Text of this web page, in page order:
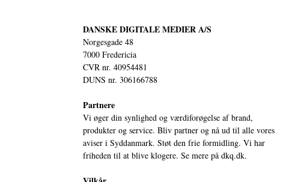
DANSKE DIGITALE MEDIER A/S
Norgesgade 48
7000 Fredericia
CVR nr. 40954481
DUNS nr. 306166788
Partnere
Vi øger din synlighed og værdiforøgelse af brand,
produkter og service. Bliv partner og nå ud til alle vores
aviser i Syddanmark. Støt den frie formidling. Vi har
friheden til at blive klogere. Se mere på dkq.dk.